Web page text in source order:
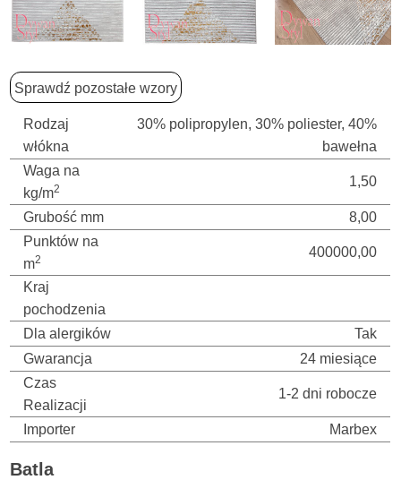
Sprawdź pozostałe wzory
Rodzaj
włókna
30% polipropylen, 30% poliester, 40%
bawełna
Waga na
kg/m2 1,50
Grubość mm
8,00
Punktów na
m2 400000,00
Kraj
pochodzenia
Dla alergików
Tak
Gwarancja
24 miesiące
Czas
Realizacji
1-2 dni robocze
Importer Marbex
Batla